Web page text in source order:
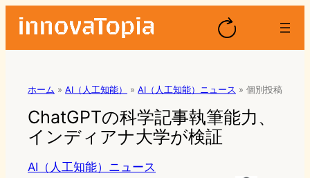
ホーム » AI（人工知能） » AI（人工知能）ニュース » 個別投稿
ChatGPTの科学記事執筆能力、
インディアナ大学が検証
AI（人工知能）ニュース